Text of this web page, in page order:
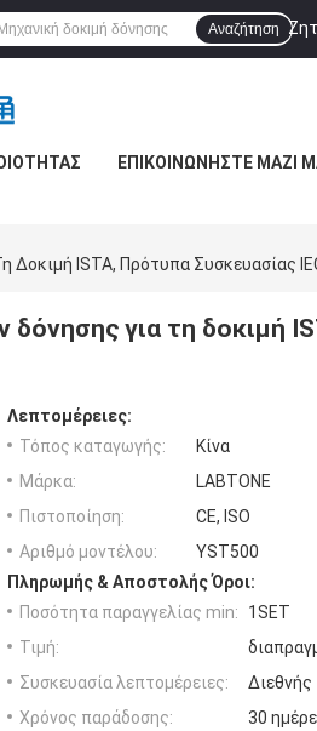
Αναζήτηση
ΕΠΙΚΟΙΝΩΝΉΣΤΕ ΜΑΖΊ
Δοκιμή ISTA, Πρότυπα Συσκευασίας
για τη δοκιμή
Λεπτομέρειες:
Τόπος καταγωγής:
Κίνα
Μάρκα:
LABTONE
Πιστοποίηση:
CE, ISO
Αριθμό μοντέλου:
YST500
Πληρωμής & Αποστολής Όροι:
Ποσότητα παραγγελίας min:
1SET
Τιμή:
Συσκευασία λεπτομέρειες:
Χρόνος παράδοσης:
30